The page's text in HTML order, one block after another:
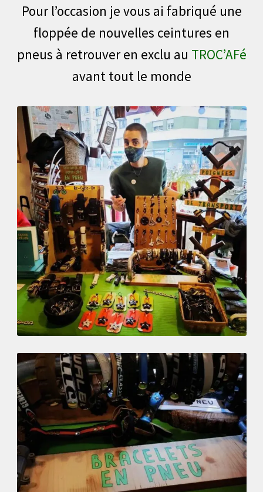
Pour l’occasion je vous ai fabriqué une
floppée de nouvelles ceintures en
pneus à retrouver en exclu au TROC’AFé
avant tout le monde